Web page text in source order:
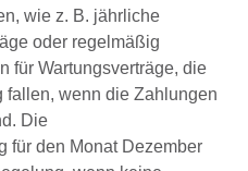
wie z. B. jährliche
oder regelmäßig
für Wartungsverträge, die
fallen, wenn die Zahlungen
Die
für den Monat Dezember